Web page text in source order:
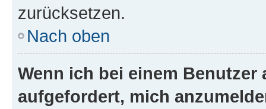
zurücksetzen.
Nach oben
Wenn ich bei einem
aufgefordert, mich